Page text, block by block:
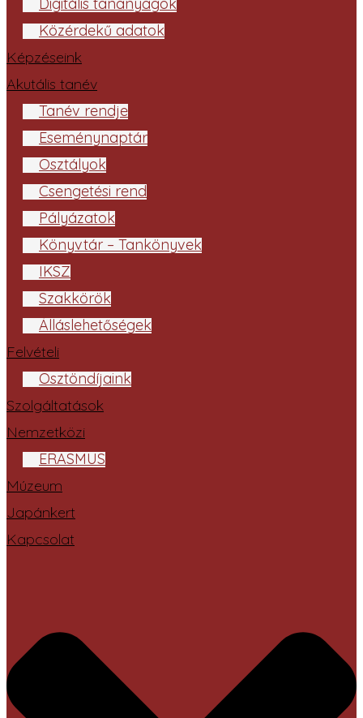
Közérdekű adatok
Képzéseink
Akutális tanév
Tanév rendje
Eseménynaptár
Osztályok
Csengetési rend
Pályázatok
Könyvtár – Tankönyvek
IKSZ
Szakkörök
Álláslehetőségek
Felvételi
Ösztöndíjaink
Szolgáltatások
Nemzetközi
ERASMUS
Múzeum
Japánkert
Kapcsolat